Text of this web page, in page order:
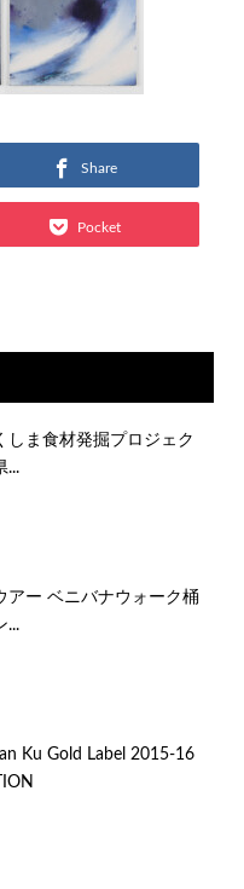
Share
Pocket
しま食材発掘プロジェク
...
アー ベニバナウォーク桶
...
Ku Gold Label 2015-16